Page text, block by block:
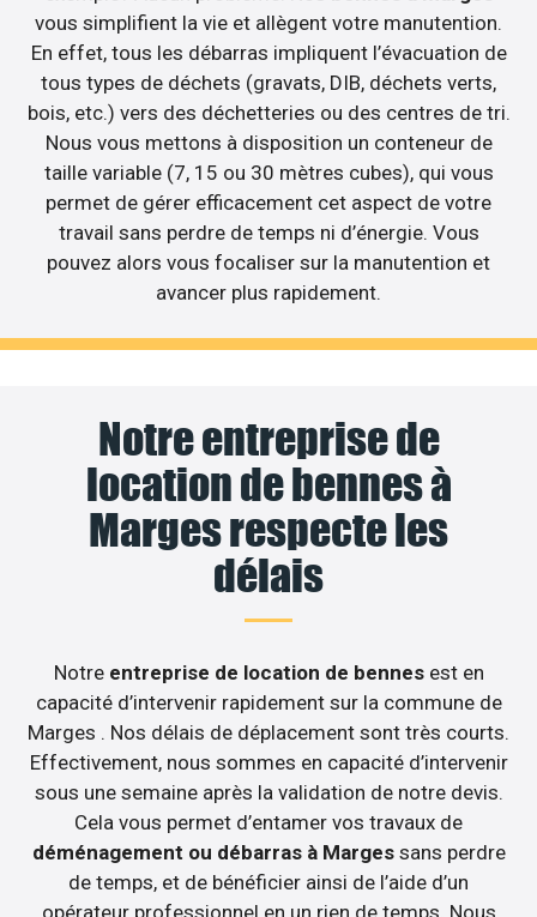
vous simplifient la vie et allègent votre manutention.
En effet, tous les débarras impliquent l’évacuation de
tous types de déchets (gravats, DIB, déchets verts,
bois, etc.) vers des déchetteries ou des centres de tri.
Nous vous mettons à disposition un conteneur de
taille variable (7, 15 ou 30 mètres cubes), qui vous
permet de gérer efficacement cet aspect de votre
travail sans perdre de temps ni d’énergie. Vous
pouvez alors vous focaliser sur la manutention et
avancer plus rapidement.
Notre entreprise de
location de bennes à
Marges respecte les
délais
Notre entreprise de location de bennesest en
capacité d’intervenir rapidement sur la commune de
Marges . Nos délais de déplacement sont très courts.
Effectivement, nous sommes en capacité d’intervenir
sous une semaine après la validation de notre devis.
Cela vous permet d’entamer vos travaux de
déménagement ou débarras à Marges sans perdre
de temps, et de bénéficier ainsi de l’aide d’un
opérateur professionnel en un rien de temps. Nous